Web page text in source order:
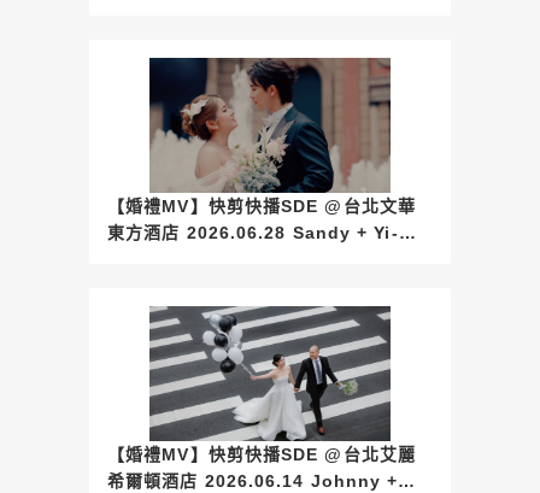
【婚禮MV】快剪快播SDE @台北文華
東方酒店 2026.06.28 Sandy + Yi-
【婚禮MV】快剪快播SDE @台北艾麗
希爾頓酒店 2026.06.14 Johnny +